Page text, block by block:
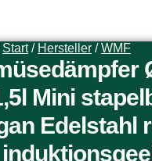
Start/ Hersteller /WMF
Mini
Edelstahl